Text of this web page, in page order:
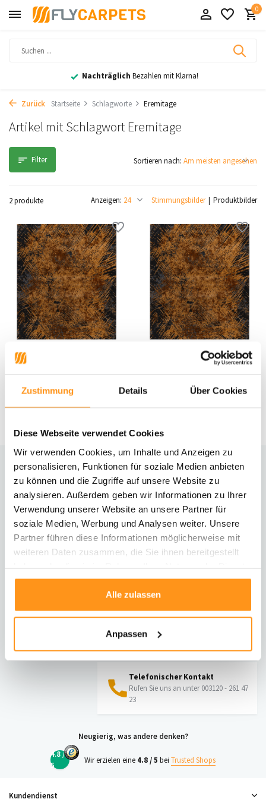
Zustimmung Details Über Cookies
Diese Webseite verwendet Cookies
Wir verwenden Cookies, um Inhalte und Anzeigen zu
personalisieren, Funktionen für soziale Medien anbieten
zu können und die Zugriffe auf unsere Website zu
analysieren. Außerdem geben wir Informationen zu Ihrer
Verwendung unserer Website an unsere Partner für
soziale Medien, Werbung und Analysen weiter. Unsere
Partner führen diese Informationen möglicherweise mit
weiteren Daten zusammen, die Sie ihnen bereitgestellt
gesammelt haben.
Alle zulassen
Anpassen
0
Nachträglich Bezahlen mit Klarna!
Zurück Startseite Schlagworte Eremitage
Artikel mit Schlagwort Eremitage
Filter
2 produkte Stimmungsbilder Produktbilder
Anzeigen:
Sortieren nach:
Hermitage Vintage Kupfer-
Teppich
129,95 *
Hermitage Vintage Kupfer-
29,95 *
Brauchst du Hilfe?
Kontaktiere unseren Kundenservice
Rücksendung
Informationen zur Rücksendung
Direkt chatten
vragen@flycarpets.nl
Telefonischer Kontakt
Rufen Sie uns an unter 003120 - 261 47
23
Neugierig, was andere denken?
4.8 /
5
Wir erzielen eine 4.8 / 5 bei Trusted Shops
Kundendienst